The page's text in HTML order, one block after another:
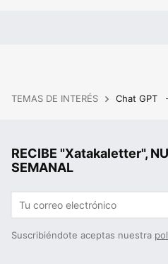
TEMAS DE INTERÉS Chat GPT
RECIBE "Xatakaletter",
SEMANAL
Suscribiéndote aceptas nuestra